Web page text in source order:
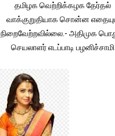
தமிழக வெற்றிக்கழக தேர்தல்
வாக்குறுதியாக சொன்ன
நிறைவேற்றவில்லை.- அதிமுக
செயலாளர் எடப்பாடி பழனிச்சாமி